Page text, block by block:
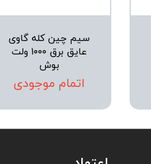
سیم چین کله گاوی
عایق برق ۱۰۰۰ ولت
بوش
اتمام موجودی